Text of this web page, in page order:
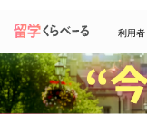
利用者